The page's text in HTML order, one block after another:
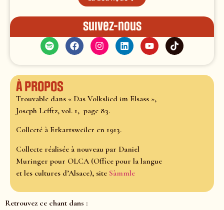
Suivez-nous
À propos
Trouvable dans « Das Volkslied im Elsass »,
Joseph Lefftz, vol. 1, page 83.
Collecté à Erkartsweiler en 1913.
Collecte réalisée à nouveau par Daniel
Muringer pour OLCA (Office pour la langue
et les cultures d’Alsace), site Sàmmle
Retrouvez ce chant dans :